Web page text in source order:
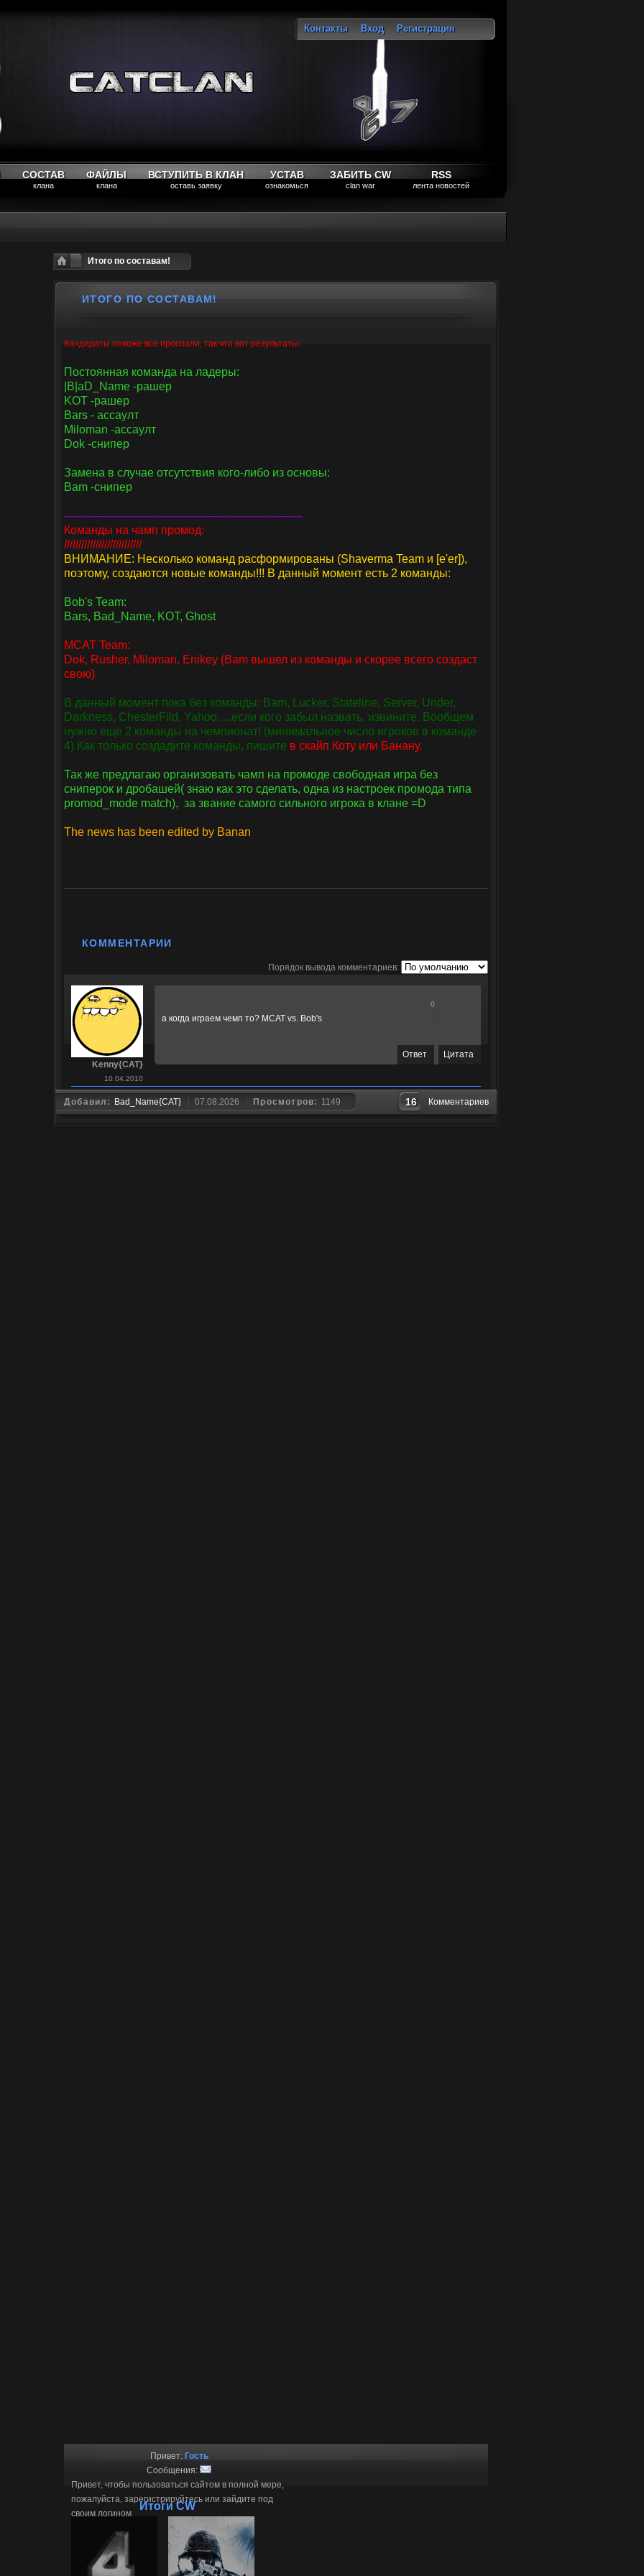
Контакты Вход
Регистрация
СОСТАВ
клана
ФАЙЛЫ
клана
ВСТУПИТЬ В КЛАН
оставь заявку
УСТАВ
ознакомься
ЗАБИТЬ CW
clan war
RSS
лента новостей
Итого по составам!
ИТОГО ПО СОСТАВАМ!
Кандидаты похоже все проспали, так что вот результаты:
Постоянная команда на ладеры:
|B|aD_Name -рашер
KOT -рашер
Bars - ассаулт
Miloman -ассаулт
Dok -снипер
Замена в случае отсутствия кого-либо из основы:
Bam -снипер
-----------------------------------------------------------------------------------
Команды на чамп промод:
///////////////////////////
ВНИМАНИЕ: Несколько команд расформированы (Shaverma Team и [e'er]),
поэтому, создаются новые команды!!! В данный момент есть 2 команды:
Bob's Team:
Bars, Bad_Name, KOT, Ghost
MCAT Team:
Dok, Rusher, Miloman, Enikey (Bam вышел из команды и скорее всего создаст
свою)
В данный момент пока без команды: Bam, Lucker, Stateline, Server, Under,
Darkness, ChesterFild, Yahoo.....если кого забыл назвать, извините. Вообщем
нужно еще 2 команды на чемпионат! (минимальное число игроков в команде
4) Как только создадите команды, пишите в скайп Коту или Банану.
Так же предлагаю организовать чамп на промоде свободная игра без
сниперок и дробашей( знаю как это сделать, одна из настроек промода типа
promod_mode match), за звание самого сильного игрока в клане =D
The news has been edited by Banan
КОММЕНТАРИИ
Порядок вывода комментариев:
Kenny{CAT}
10.04.2010
0
а когда играем чемп то? MCAT vs. Bob's
Ответ Цитата
Добавил: Bad_Name{CAT} 07.08.2026 Просмотров: 1149 16 Комментариев
Привет: Гость
Сообщения:
Привет, чтобы пользоваться сайтом в полной мере,
пожалуйста, зарегистрируйтесь или зайдите под
своим логином
Итоги CW